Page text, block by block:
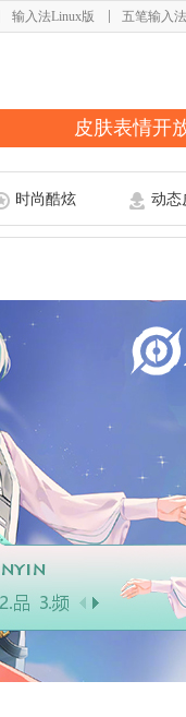
输入法Linux版 五笔输入法
皮肤表情开
时尚酷炫 动态